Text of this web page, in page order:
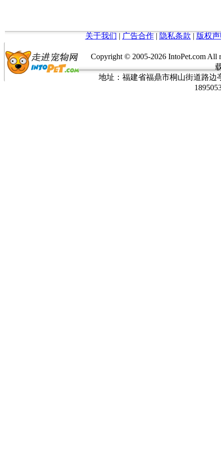
关于我们 | 广告合作| 隐私条款 | 版权
Copyright © 2005-2026 IntoPet.com
地址：福建省福鼎市桐山街道路边